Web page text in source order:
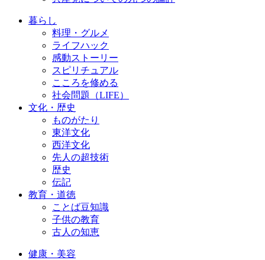
暮らし
料理・グルメ
ライフハック
感動ストーリー
スピリチュアル
こころを修める
社会問題（LIFE）
文化・歴史
ものがたり
東洋文化
西洋文化
先人の超技術
歴史
伝記
教育・道徳
ことば豆知識
子供の教育
古人の知恵
健康・美容